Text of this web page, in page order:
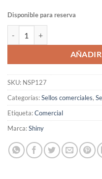
Disponible para reserva
SKU: NSP127
Categorías:Sellos comerciales,
Etiqueta:Comercial
Marca:Shiny